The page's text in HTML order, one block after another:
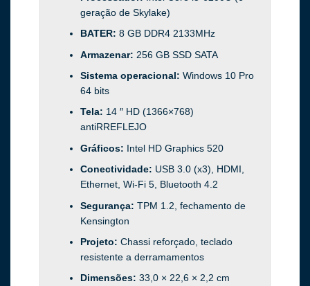
geração de Skylake)
BATER: 8 GB DDR4 2133MHz
Armazenar: 256 GB SSD SATA
Sistema operacional: Windows 10 Pro
64 bits
Tela: 14 ″ HD (1366×768)
antiRREFLEJO
Gráficos: Intel HD Graphics 520
Conectividade: USB 3.0 (x3), HDMI,
Ethernet, Wi-Fi 5, Bluetooth 4.2
Segurança: TPM 1.2, fechamento de
Kensington
Projeto: Chassi reforçado, teclado
resistente a derramamentos
Dimensões: 33,0 × 22,6 × 2,2 cm